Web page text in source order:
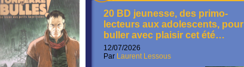
20 BD jeunesse, des primo-
lecteurs aux adolescents, pour
buller avec plaisir cet été…
12/07/2026
Par Laurent Lessous